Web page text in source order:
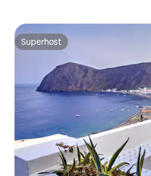
Superhost
Superhost